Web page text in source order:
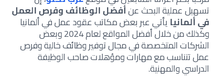
تسهيل عملية البحث عنأفضل الوظائف وفرص العمل
في ألمانيا يأتي عبر بعض مكاتب عقود عمل في ألمانيا
وكذلك من خلال أفضل المواقع لعام 2024 وبعض
الشركات المتخصصة في مجال توفير وظائف خالية وفرص
عمل تتناسب مع مهارات ومؤهلات صاحب الوظيفة
الدراسي والمهنية.